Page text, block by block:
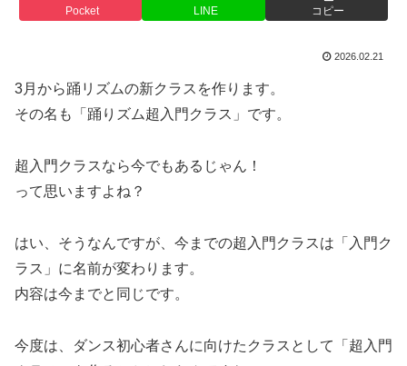
Pocket LINE コピー
2026.02.21
3月から踊リズムの新クラスを作ります。
その名も「踊りズム超入門クラス」です。
超入門クラスなら今でもあるじゃん！
って思いますよね？
はい、そうなんですが、今までの超入門クラスは「入門ク
ラス」に名前が変わります。
内容は今までと同じです。
今度は、ダンス初心者さんに向けたクラスとして「超入門